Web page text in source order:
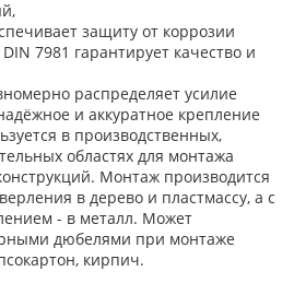
защиту от коррозии
7981 гарантирует качество и
распределяет усилие
и аккуратное крепление
в производственных,
областях для монтажа
Монтаж производится
в дерево и пластмассу, а с
- в металл. Может
дюбелями при монтаже
кирпич.